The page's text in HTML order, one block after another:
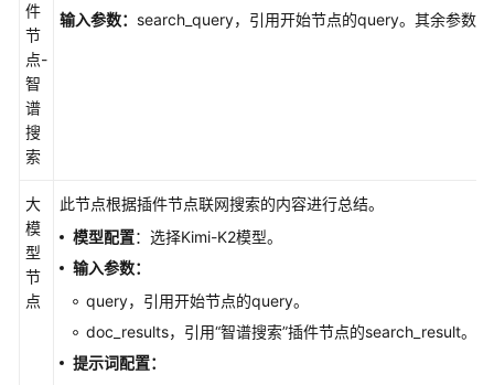
统
限
件
节
点-
智
谱
搜
索
输入参数： search_query，引用开始节点的query。其余参数
大
模
型
节
点
此节点根据插件节点联网搜索的内容进行总结。
模型配置：选择Kimi-K2模型。
输入参数：
query，引用开始节点的query。
doc_results，引用“智谱搜索”插件节点的search_result。
提示词配置：